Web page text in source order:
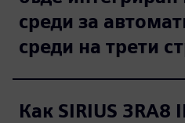
среди за
среди на трети
Как SIRIUS 3RA8